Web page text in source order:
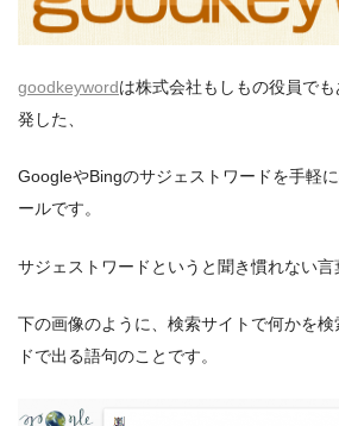
goodkeywordは株式会社もしもの役員で
発した、
GoogleやBingのサジェストワードを手軽
ールです。
サジェストワードというと聞き慣れない言
下の画像のように、検索サイトで何かを
ドで出る語句のことです。